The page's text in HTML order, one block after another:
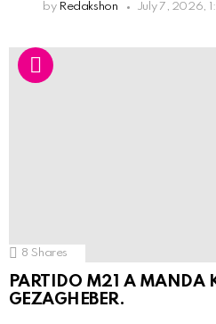
by Redakshon July 7, 2026,
8 Shares
PARTIDO M21 A MANDA
GEZAGHEBER.